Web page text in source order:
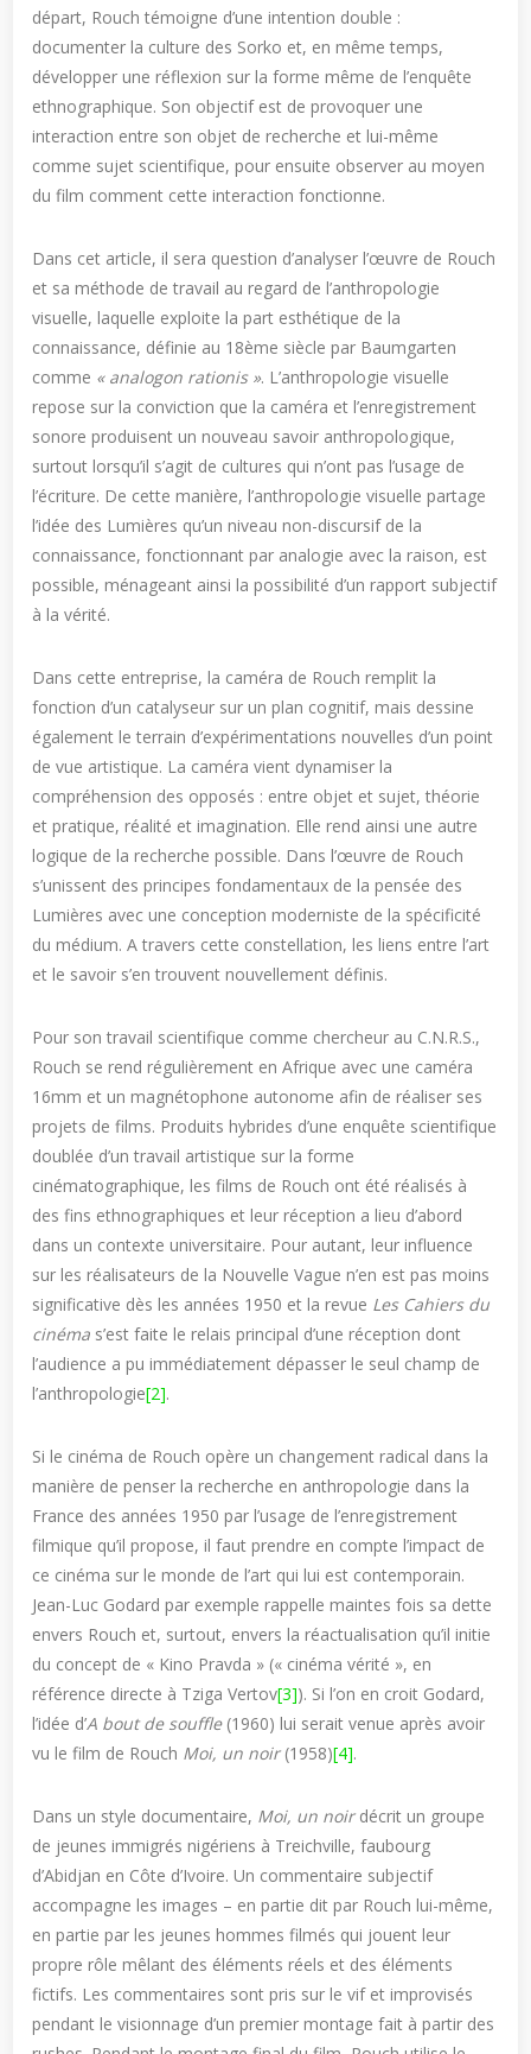
départ, Rouch témoigne d’une intention double :
documenter la culture des Sorko et, en même temps,
développer une réflexion sur la forme même de l’enquête
ethnographique. Son objectif est de provoquer une
interaction entre son objet de recherche et lui-même
comme sujet scientifique, pour ensuite observer au moyen
du film comment cette interaction fonctionne.
Dans cet article, il sera question d’analyser l’œuvre de Rouch
et sa méthode de travail au regard de l’anthropologie
visuelle, laquelle exploite la part esthétique de la
connaissance, définie au 18ème siècle par Baumgarten
comme « analogon rationis ». L’anthropologie visuelle
repose sur la conviction que la caméra et l’enregistrement
sonore produisent un nouveau savoir anthropologique,
surtout lorsqu’il s’agit de cultures qui n’ont pas l’usage de
l’écriture. De cette manière, l’anthropologie visuelle partage
l’idée des Lumières qu’un niveau non-discursif de la
connaissance, fonctionnant par analogie avec la raison, est
possible, ménageant ainsi la possibilité d’un rapport subjectif
à la vérité.
Dans cette entreprise, la caméra de Rouch remplit la
fonction d’un catalyseur sur un plan cognitif, mais dessine
également le terrain d’expérimentations nouvelles d’un point
de vue artistique. La caméra vient dynamiser la
compréhension des opposés : entre objet et sujet, théorie
et pratique, réalité et imagination. Elle rend ainsi une autre
logique de la recherche possible. Dans l’œuvre de Rouch
s’unissent des principes fondamentaux de la pensée des
Lumières avec une conception moderniste de la spécificité
du médium. A travers cette constellation, les liens entre l’art
et le savoir s’en trouvent nouvellement définis.
Pour son travail scientifique comme chercheur au C.N.R.S.,
Rouch se rend régulièrement en Afrique avec une caméra
16mm et un magnétophone autonome afin de réaliser ses
projets de films. Produits hybrides d’une enquête scientifique
doublée d’un travail artistique sur la forme
cinématographique, les films de Rouch ont été réalisés à
des fins ethnographiques et leur réception a lieu d’abord
dans un contexte universitaire. Pour autant, leur influence
sur les réalisateurs de la Nouvelle Vague n’en est pas moins
significative dès les années 1950 et la revue Les Cahiers du
cinéma s’est faite le relais principal d’une réception dont
l’audience a pu immédiatement dépasser le seul champ de
l’anthropologie[2].
Si le cinéma de Rouch opère un changement radical dans la
manière de penser la recherche en anthropologie dans la
France des années 1950 par l’usage de l’enregistrement
filmique qu’il propose, il faut prendre en compte l’impact de
ce cinéma sur le monde de l’art qui lui est contemporain.
Jean-Luc Godard par exemple rappelle maintes fois sa dette
envers Rouch et, surtout, envers la réactualisation qu’il initie
du concept de « Kino Pravda » (« cinéma vérité », en
référence directe à Tziga Vertov[3]). Si l’on en croit Godard,
l’idée d’A bout de souffle(1960) lui serait venue après avoir
vu le film de Rouch Moi, un noir (1958)[4].
Dans un style documentaire, Moi, un noir décrit un groupe
de jeunes immigrés nigériens à Treichville, faubourg
d’Abidjan en Côte d’Ivoire. Un commentaire subjectif
accompagne les images – en partie dit par Rouch lui-même,
en partie par les jeunes hommes filmés qui jouent leur
propre rôle mêlant des éléments réels et des éléments
fictifs. Les commentaires sont pris sur le vif et improvisés
pendant le visionnage d’un premier montage fait à partir des